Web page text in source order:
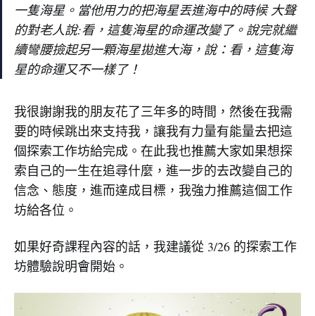
一隻海星。當他用力的把海星丟進海中的時候 大聲
的對老人說:看，這隻海星的命運改變了。說完就繼
續彎腰撿起另一顆海星拋進大海，說：看，這隻海
星的命運又不一樣了！
我很謝謝我的朋友花了三年多的時間，然後在我需
要的時候跳出來支持我，讓我有力量有能量去把這
個探索工作坊給完成。在此我也推薦大家如果想探
索自己的一生在追尋什麼，進一步的去改變自己的
信念、態度，進而達成目標，我強力推薦這個工作
坊給各位。
如果好奇課程內容的話，我建議從 3/26 的探索工作
坊體驗說明會開始。